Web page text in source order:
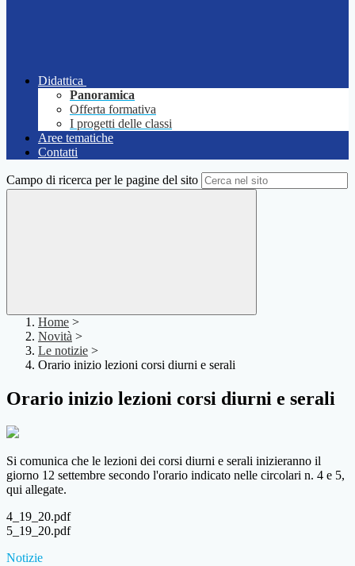
Didattica
Panoramica
Offerta formativa
I progetti delle classi
Aree tematiche
Contatti
Campo di ricerca per le pagine del sito
Home >
Novità >
Le notizie >
Orario inizio lezioni corsi diurni e serali
Orario inizio lezioni corsi diurni e serali
Si comunica che le lezioni dei corsi diurni e serali inizieranno il
giorno 12 settembre secondo l'orario indicato nelle circolari n. 4 e 5,
qui allegate.
4_19_20.pdf
5_19_20.pdf
Notizie